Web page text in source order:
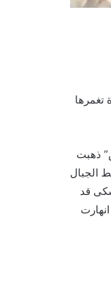
تغمرها
ذهبت
الجبال
قد